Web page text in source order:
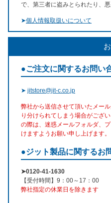
で、第三者に盗みとられたり、
➤個人情報取扱いについて
●ご注文に関するお問い
➤ jitstore@jit-c.co.jp
弊社から送信させて頂いたメー
り分けられてしまう場合がござ
の際は、迷惑メールフォルダ、
けますようお願い申し上げます。
●ジット製品に関するお
➤0120-41-1630
【受付時間】9：00～17：00
弊社指定の休業日を除きます